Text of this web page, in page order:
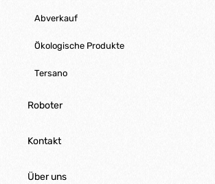
Abverkauf
Ökologische Produkte
Tersano
Roboter
Kontakt
Über uns